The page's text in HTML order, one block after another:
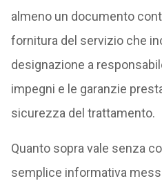
almeno un documento
fornitura del servizio che
designazione a
impegni e le garanzie
sicurezza del trattamento.
Quanto sopra vale senza
semplice informativa